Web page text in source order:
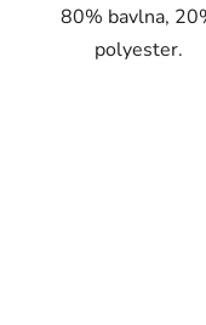
80% bavlna,
polyester.